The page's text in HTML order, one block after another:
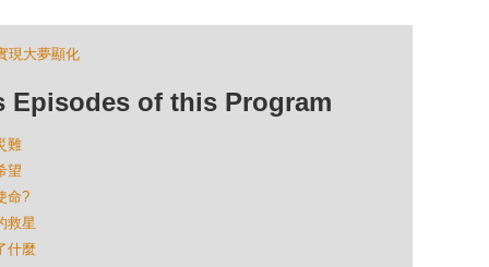
現大夢顯化
Episodes of this Program
難
望
命?
救星
什麼